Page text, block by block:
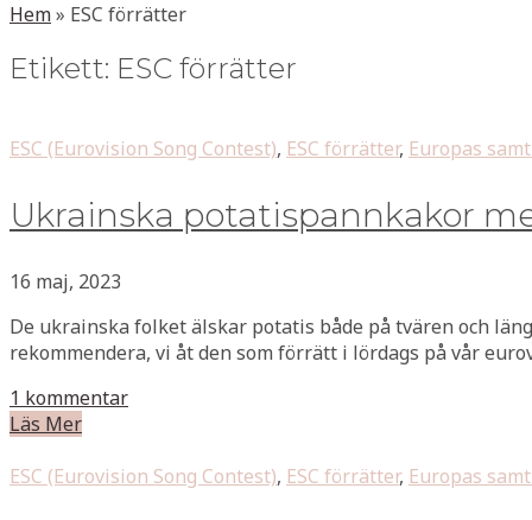
Hem» ESC förrätter
Etikett: ESC förrätter
ESC (Eurovision Song Contest), ESC förrätter, Europas
Ukrainska potatispannkakor
16 maj, 2023
De ukrainska folket älskar potatis både på tvären och
rekommendera, vi åt den som förrätt i lördags på vår
1 kommentar
Läs Mer
ESC (Eurovision Song Contest), ESC förrätter, Europas